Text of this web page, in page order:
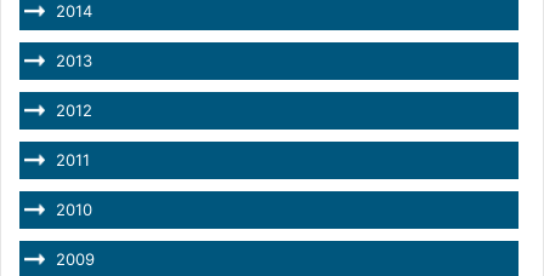
2014
2013
2012
2011
2010
2009